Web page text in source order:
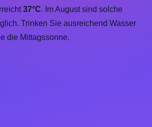
37°C. Im August sind solche
Trinken Sie ausreichend Wasser
die Mittagssonne.